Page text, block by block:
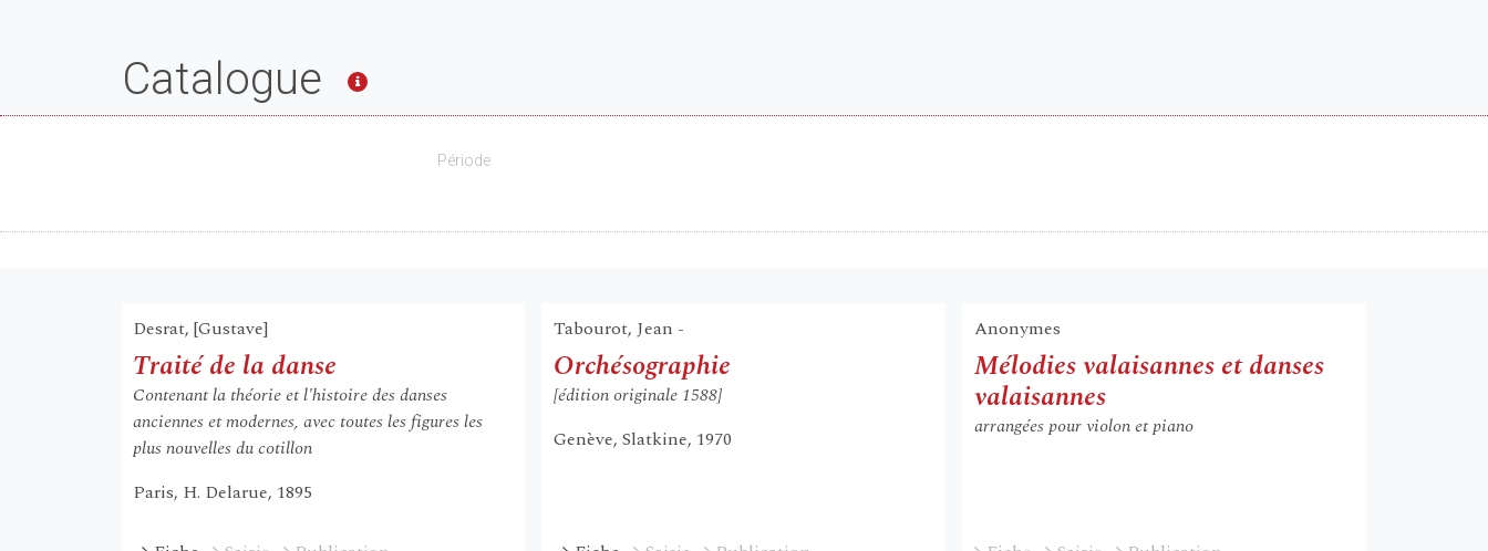
Catalogue
Période
Desrat, [Gustave]
Traité de la danse
Contenant la théorie et l'histoire des danses
anciennes et modernes, avec toutes les figures les
plus nouvelles du cotillon
Paris, H. Delarue, 1895
Tabourot, Jean -
Orchésographie
[édition originale 1588]
Genève, Slatkine, 1970
Anonymes
Mélodies valaisannes et danses
valaisannes
arrangées pour violon et piano